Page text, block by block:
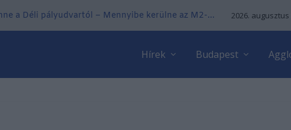
a Déli pályudvartól – Mennyibe kerülne az M2-... 2026. augusztus
Hírek Budapest